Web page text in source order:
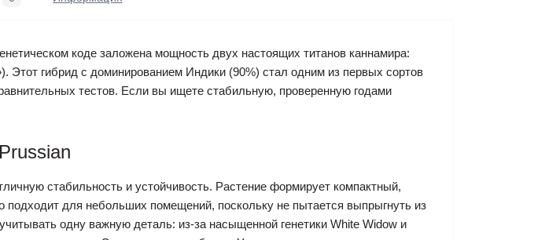
коде заложена мощность двух настоящих титанов каннамира:
Этот гибрид с доминированием Индики (90%) стал одним из первых сортов
тестов. Если вы ищете стабильную, проверенную годами
стабильность и устойчивость. Растение формирует компактный,
для небольших помещений, поскольку не пытается выпрыгнуть из
одну важную деталь: из-за насыщенной генетики White Widow и